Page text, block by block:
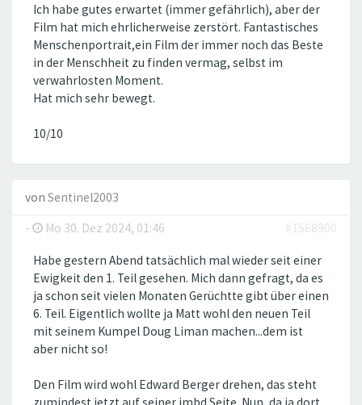
Ich habe gutes erwartet (immer gefährlich), aber der
Film hat mich ehrlicherweise zerstört. Fantastisches
Menschenportrait,ein Film der immer noch das Beste
in der Menschheit zu finden vermag, selbst im
verwahrlosten Moment.
Hat mich sehr bewegt.
10/10
von Sentinel2003
-
Mo 30. Dez 2024, 01:46 #1568900
Habe gestern Abend tatsächlich mal wieder seit einer
Ewigkeit den 1. Teil gesehen. Mich dann gefragt, da es
ja schon seit vielen Monaten Gerüchtte gibt über einen
6. Teil. Eigentlich wollte ja Matt wohl den neuen Teil
mit seinem Kumpel Doug Liman machen...dem ist
aber nicht so!
Den Film wird wohl Edward Berger drehen, das steht